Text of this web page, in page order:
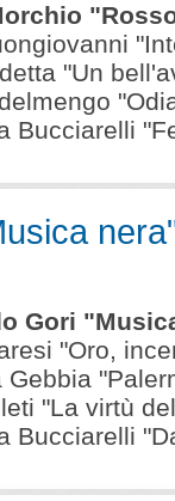
"Un
Bucciarelli
Gori
"Oro,
"La virtù
Bucciarelli